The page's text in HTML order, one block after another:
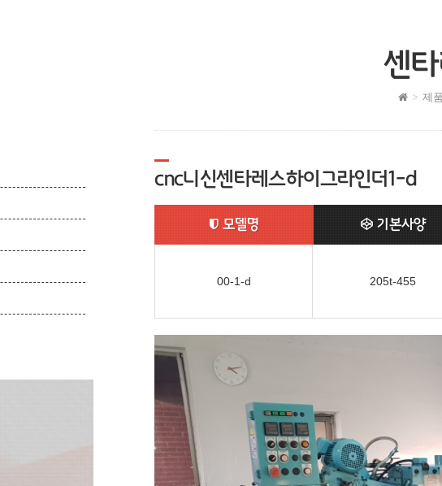
센
제
cnc니신센타레스하이그라인더1-d
모델명
00-1-d
기본사양
205t-455